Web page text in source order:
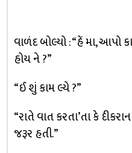
વાળંદ બોલ્યો : “હેં મા, આપો
હોય ને ?”
“ઈ શું કામ લ્યે ?”
“રાતે વાત કરતા’તા કે
જરૂર હતી.”